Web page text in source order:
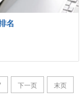
名
下一页 末页